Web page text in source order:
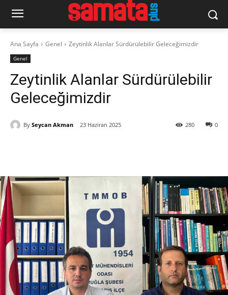
Ana Sayfa Genel Zeytinlik Alanlar Sürdürülebilir Geleceğimizdir
Genel
Zeytinlik Alanlar Sürdürülebilir
Geleceğimizdir
By Seycan Akman 23 Haziran 2025 0
280